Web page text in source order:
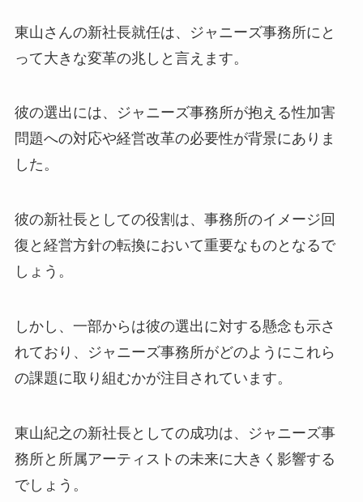
東山さんの新社長就任は、ジャニーズ事務所にと
って大きな変革の兆しと言えます。
彼の選出には、ジャニーズ事務所が抱える性加害
問題への対応や経営改革の必要性が背景にありま
した。
彼の新社長としての役割は、事務所のイメージ回
復と経営方針の転換において重要なものとなるで
しょう。
しかし、一部からは彼の選出に対する懸念も示さ
れており、ジャニーズ事務所がどのようにこれら
の課題に取り組むかが注目されています。
東山紀之の新社長としての成功は、ジャニーズ事
務所と所属アーティストの未来に大きく影響する
でしょう。